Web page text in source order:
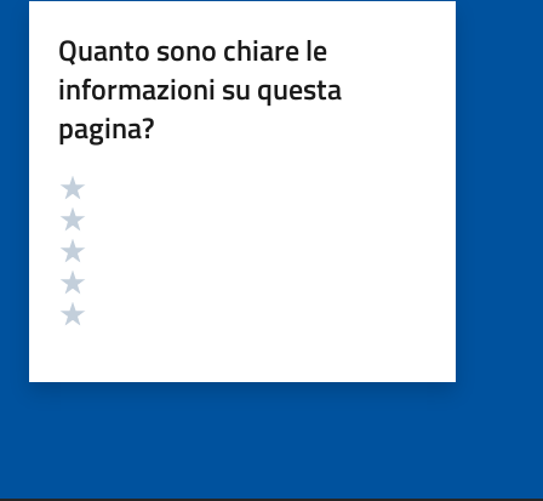
Quanto sono chiare le
informazioni su questa
pagina?
Valutazione